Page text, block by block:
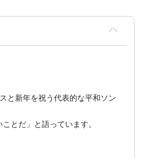
と新年を祝う代表的な平和ソン
とだ」と語っています。